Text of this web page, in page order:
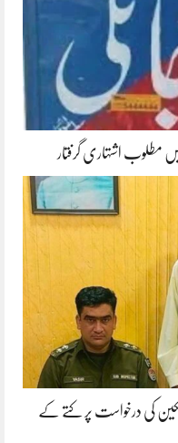
مطلوب اشتہاری گرفتار
کی درخواست پر کتے کے